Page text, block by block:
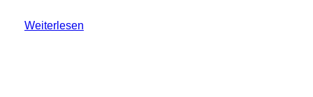
Weiterlesen